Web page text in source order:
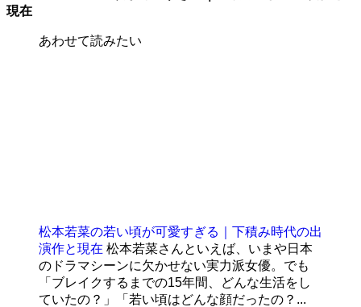
現在
あわせて読みたい
松本若菜の若い頃が可愛すぎる｜下積み時代の出
演作と現在 松本若菜さんといえば、いまや日本
のドラマシーンに欠かせない実力派女優。でも
「ブレイクするまでの15年間、どんな生活をし
ていたの？」「若い頃はどんな顔だったの？...